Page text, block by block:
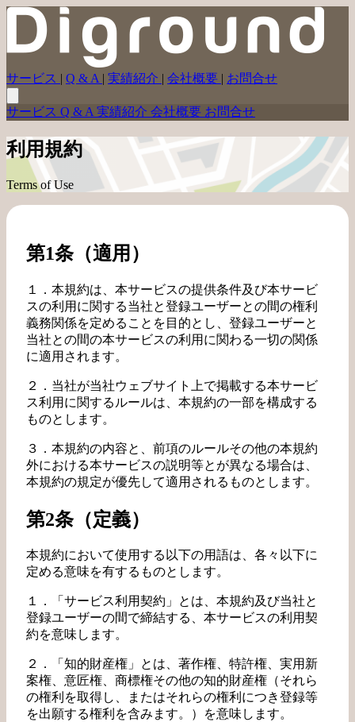
サービス | Q & A | 実績紹介 | 会社概要 | お問合せ
サービス Q & A 実績紹介 会社概要 お問合せ
利用規約
Terms of Use
第1条（適用）
１．本規約は、本サービスの提供条件及び本サービ
スの利用に関する当社と登録ユーザーとの間の権利
義務関係を定めることを目的とし、登録ユーザーと
当社との間の本サービスの利用に関わる一切の関係
に適用されます。
２．当社が当社ウェブサイト上で掲載する本サービ
ス利用に関するルールは、本規約の一部を構成する
ものとします。
３．本規約の内容と、前項のルールその他の本規約
外における本サービスの説明等とが異なる場合は、
本規約の規定が優先して適用されるものとします。
第2条（定義）
本規約において使用する以下の用語は、各々以下に
定める意味を有するものとします。
１．「サービス利用契約」とは、本規約及び当社と
登録ユーザーの間で締結する、本サービスの利用契
約を意味します。
２．「知的財産権」とは、著作権、特許権、実用新
案権、意匠権、商標権その他の知的財産権（それら
の権利を取得し、またはそれらの権利につき登録等
を出願する権利を含みます。）を意味します。